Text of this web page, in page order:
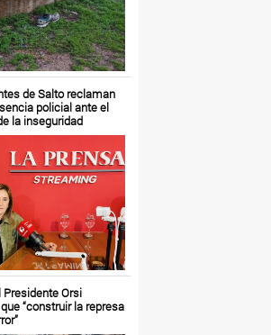
de Salto reclaman
policial ante el
la inseguridad
Presidente Orsi
“construir la represa